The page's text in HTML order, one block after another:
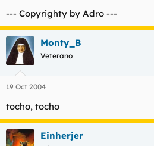
--- Copyrighty by Adro ---
Monty_B
Veterano
19 Oct 2004
tocho, tocho
Einherjer